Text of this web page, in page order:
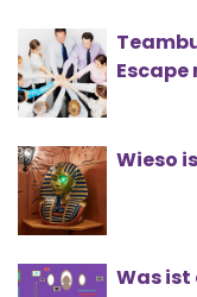
Wieso
Was ist